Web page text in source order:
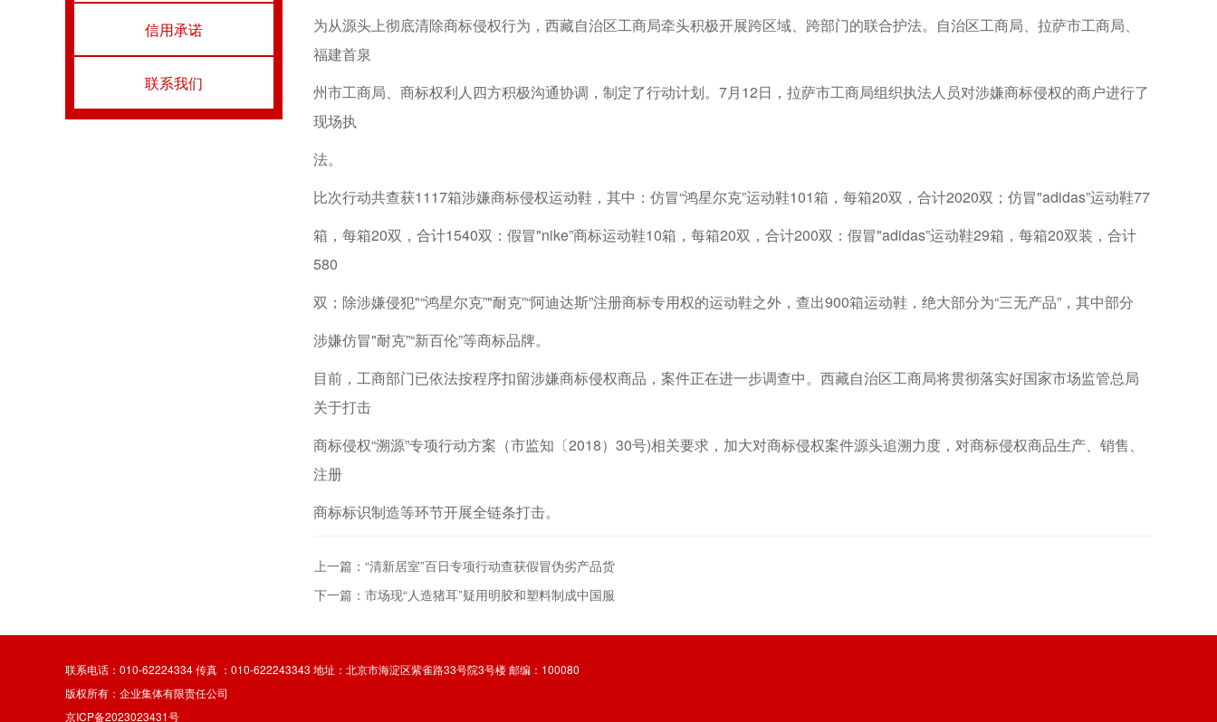
信用承诺
联系我们
为从源头上彻底清除商标侵权行为，西藏自治区工商局牵头积极开展跨区域、跨部门的联合护法。自治区工商局、拉萨市工商局、
福建首泉
州市工商局、商标权利人四方积极沟通协调，制定了行动计划。7月12日，拉萨市工商局组织执法人员对涉嫌商标侵权的商户进行了
现场执
法。
比次行动共查获1117箱涉嫌商标侵权运动鞋，其中：仿冒“鸿星尔克”运动鞋101箱，每箱20双，合计2020双；仿冒"adidas”运动鞋77
箱，每箱20双，合计1540双：假冒"nike”商标运动鞋10箱，每箱20双，合计200双：假冒"adidas”运动鞋29箱，每箱20双装，合计
580
双；除涉嫌侵犯"“鸿星尔克”"耐克”“阿迪达斯”注册商标专用权的运动鞋之外，查出900箱运动鞋，绝大部分为“三无产品”，其中部分
涉嫌仿冒"耐克”“新百伦”等商标品牌。
目前，工商部门已依法按程序扣留涉嫌商标侵权商品，案件正在进一步调查中。西藏自治区工商局将贯彻落实好国家市场监管总局
关于打击
商标侵权“溯源”专项行动方案（市监知〔2018）30号)相关要求，加大对商标侵权案件源头追溯力度，对商标侵权商品生产、销售、
注册
商标标识制造等环节开展全链条打击。
上一篇：“清新居室”百日专项行动查获假冒伪劣产品货
下一篇：市场现“人造猪耳”疑用明胶和塑料制成中国服
联系电话：010-62224334 传真 ：010-622243343 地址：北京市海淀区紫雀路33号院3号楼 邮编：100080
版权所有：企业集体有限责任公司
京ICP备2023023431号